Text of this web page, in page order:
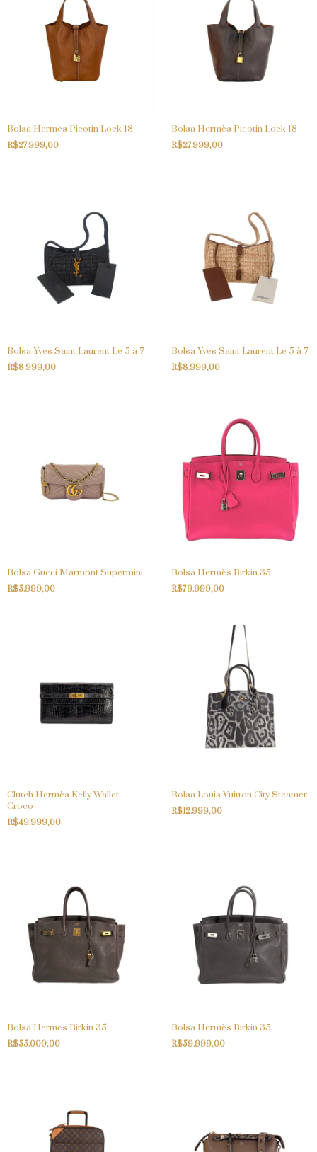
Bolsa Hermès Picotin Lock 18
R$27.999,00
Bolsa Hermès Picotin Lock 18
R$27.999,00
Bolsa Yves Saint Laurent Le 5 à 7
R$8.999,00
Bolsa Yves Saint Laurent Le 5 à 7
R$8.999,00
Bolsa Gucci Marmont Supermini
R$5.999,00
Bolsa Hermès Birkin 35
R$79.999,00
Clutch Hermès Kelly Wallet
Croco
R$49.999,00
Bolsa Louis Vuitton City Steamer
R$12.999,00
Bolsa Hermès Birkin 35
R$55.000,00
Bolsa Hermès Birkin 35
R$59.999,00